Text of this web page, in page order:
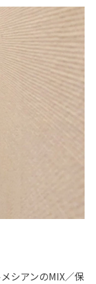
シアンのMIX／保